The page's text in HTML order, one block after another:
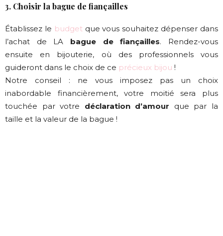
3. Choisir la bague de fiançailles
Établissez le budget que vous souhaitez dépenser dans
l’achat de LA bague de fiançailles. Rendez-vous
ensuite en bijouterie, où des professionnels vous
guideront dans le choix de ce précieux bijou !
Notre conseil : ne vous imposez pas un choix
inabordable financièrement, votre moitié sera plus
touchée par votre déclaration d’amour que par la
taille et la valeur de la bague !